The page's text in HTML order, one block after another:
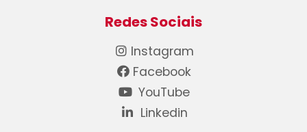
Redes Sociais
Instagram
Facebook
YouTube
Linkedin